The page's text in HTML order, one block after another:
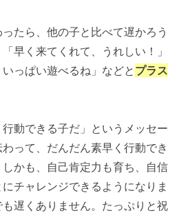
たら、他の子と比べて遅かろう
早く来てくれて、うれしい！」
いっぱい遊べるね」などと プラス
動できる子だ」というメッセー
って、だんだん素早く行動でき
かも、自己肯定力も育ち、自信
チャレンジできるようになりま
遅くありません。たっぷりと祝